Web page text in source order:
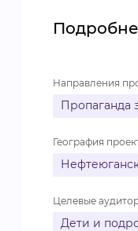
Направления
Пропаганда
География
Целевые
Дети и